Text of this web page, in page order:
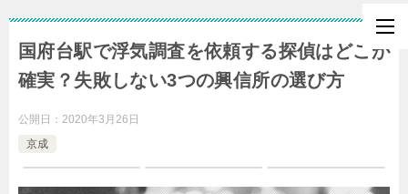
国府台駅で浮気調査を依頼する探偵はどこが
確実？失敗しない3つの興信所の選び方
公開日： 2020年3月26日
京成